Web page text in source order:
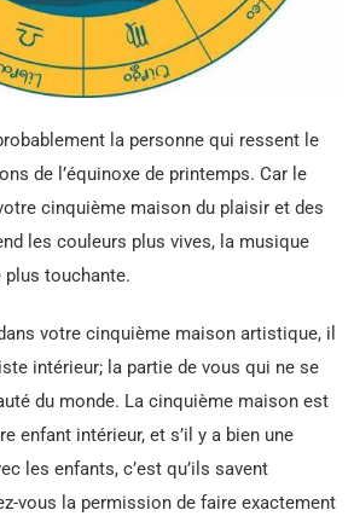
la personne qui ressent le
de l’équinoxe de printemps. Car le
cinquième maison du plaisir et des
les couleurs plus vives, la musique
touchante.
votre cinquième maison artistique, il
intérieur; la partie de vous qui ne se
du monde. La cinquième maison est
enfant intérieur, et s’il y a bien une
les enfants, c’est qu’ils savent
vous la permission de faire exactement